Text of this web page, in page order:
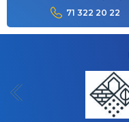
71 322 20 22